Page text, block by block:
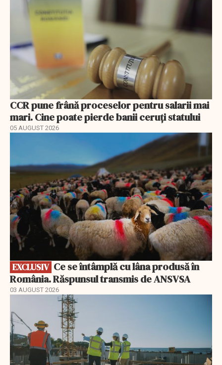
CCR pune frână proceselor pentru salarii mai
mari. Cine poate pierde banii ceruți statului
05 AUGUST 2026
EXCLUSIV
România. Răspunsul transmis de ANSVSA
03 AUGUST 2026